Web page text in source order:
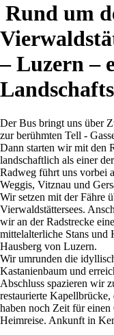
Rund um
– Luzern –
Der Bus bringt uns über
zur berühmten Tell -
Dann starten wir mit den
landschaftlich als einer
Radweg führt uns vorbei
Weggis, Vitznau und
Wir setzen mit der Fähre
Vierwaldstättersees.
wir an der Radstrecke
mittelalterliche Stans und
Hausberg von Luzern.
Wir umrunden die
Kastanienbaum und
Abschluss spazieren wir
restaurierte
haben noch Zeit für
Heimreise. Ankunft in